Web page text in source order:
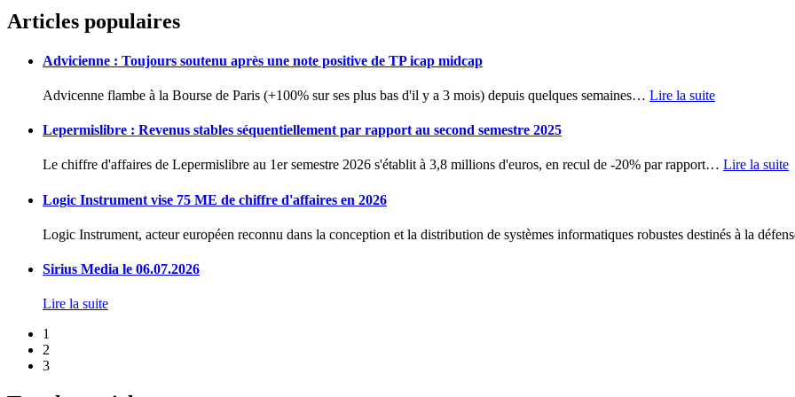
Articles populaires
Advicienne : Toujours soutenu après une note positive de TP icap midcap
Advicenne flambe à la Bourse de Paris (+100% sur ses plus bas d'il y a 3 mois) depuis quelques semaines… Lire la suite
Lepermislibre : Revenus stables séquentiellement par rapport au second semestre 2025
Le chiffre d'affaires de Lepermislibre au 1er semestre 2026 s'établit à 3,8 millions d'euros, en recul de -20% par rapport… Lire la suite
Logic Instrument vise 75 ME de chiffre d'affaires en 2026
Logic Instrument, acteur européen reconnu dans la conception et la distribution de systèmes informatiques robustes destinés à la
Sirius Media le 06.07.2026
Lire la suite
1
2
3